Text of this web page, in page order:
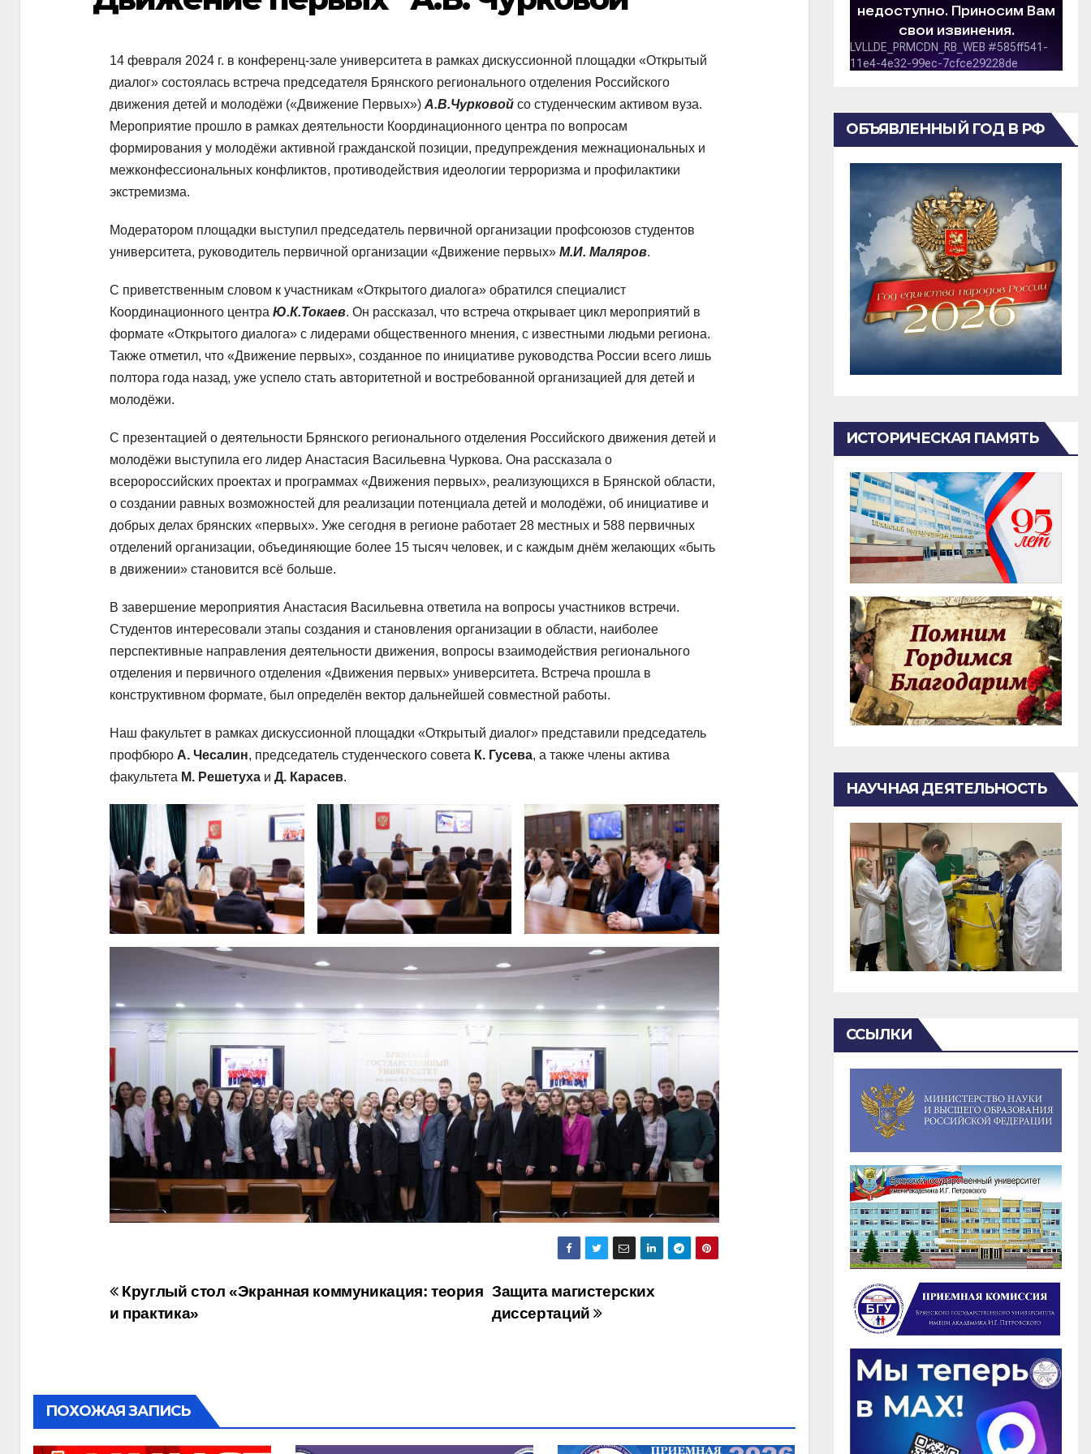
14 февраля 2024 г. в конференц-зале университета в рамках дискуссионной площадки «Открытый
диалог» состоялась встреча председателя Брянского регионального отделения Российского
движения детей и молодёжи («Движение Первых») А.В.Чурковой со студенческим активом вуза.
Мероприятие прошло в рамках деятельности Координационного центра по вопросам
формирования у молодёжи активной гражданской позиции, предупреждения межнациональных и
межконфессиональных конфликтов, противодействия идеологии терроризма и профилактики
экстремизма.
Модератором площадки выступил председатель первичной организации профсоюзов студентов
университета, руководитель первичной организации «Движение первых» М.И. Маляров.
С приветственным словом к участникам «Открытого диалога» обратился специалист
Координационного центра Ю.К.Токаев. Он рассказал, что встреча открывает цикл мероприятий в
формате «Открытого диалога» с лидерами общественного мнения, с известными людьми региона.
Также отметил, что «Движение первых», созданное по инициативе руководства России всего лишь
полтора года назад, уже успело стать авторитетной и востребованной организацией для детей и
молодёжи.
С презентацией о деятельности Брянского регионального отделения Российского движения детей и
молодёжи выступила его лидер Анастасия Васильевна Чуркова. Она рассказала о
всеророссийских проектах и программах «Движения первых», реализующихся в Брянской области,
о создании равных возможностей для реализации потенциала детей и молодёжи, об инициативе и
добрых делах брянских «первых». Уже сегодня в регионе работает 28 местных и 588 первичных
отделений организации, объединяющие более 15 тысяч человек, и с каждым днём желающих «быть
в движении» становится всё больше.
В завершение мероприятия Анастасия Васильевна ответила на вопросы участников встречи.
Студентов интересовали этапы создания и становления организации в области, наиболее
перспективные направления деятельности движения, вопросы взаимодействия регионального
отделения и первичного отделения «Движения первых» университета. Встреча прошла в
конструктивном формате, был определён вектор дальнейшей совместной работы.
Наш факультет в рамках дискуссионной площадки «Открытый диалог» представили председатель
профбюро А. Чесалин, председатель студенческого совета К. Гусева, а также члены актива
факультета М. Решетуха и Д. Карасев.
Навигация
по
Защита магистерских
диссертаций
Круглый стол «Экранная коммуникация: теория
и практика»
ПОХОЖАЯ ЗАПИСЬ
ОБЪЯВЛЕННЫЙ ГОД В РФ
ИСТОРИЧЕСКАЯ ПАМЯТЬ
НАУЧНАЯ ДЕЯТЕЛЬНОСТЬ
ССЫЛКИ